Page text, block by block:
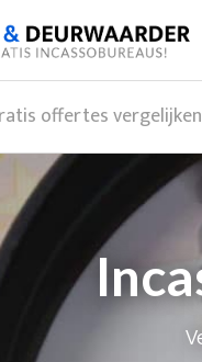
offertes vergelijken